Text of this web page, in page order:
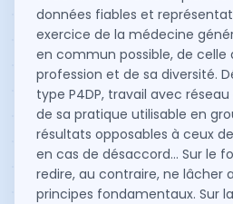
données fiables et
exercice de la médecine
en commun possible, de celle
profession et de sa diversité.
type P4DP, travail avec
de sa pratique utilisable en
résultats opposables à ceux
en cas de désaccord… Sur le
redire, au contraire, ne lâcher
principes fondamentaux. Sur